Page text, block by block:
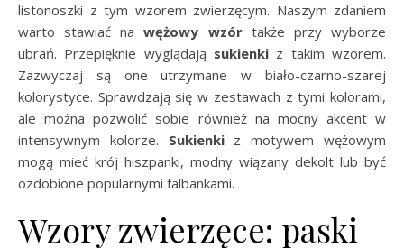
listonoszki z tym wzorem zwierzęcym. Naszym zdaniem
warto stawiać na wężowy wzórtakże przy wyborze
ubrań. Przepięknie wyglądają sukienki z takim wzorem.
Zazwyczaj są one utrzymane w biało-czarno-szarej
kolorystyce. Sprawdzają się w zestawach z tymi kolorami,
ale można pozwolić sobie również na mocny akcent w
intensywnym kolorze. Sukienkiz motywem wężowym
mogą mieć krój hiszpanki, modny wiązany dekolt lub być
ozdobione popularnymi falbankami.
Wzory zwierzęce: paski